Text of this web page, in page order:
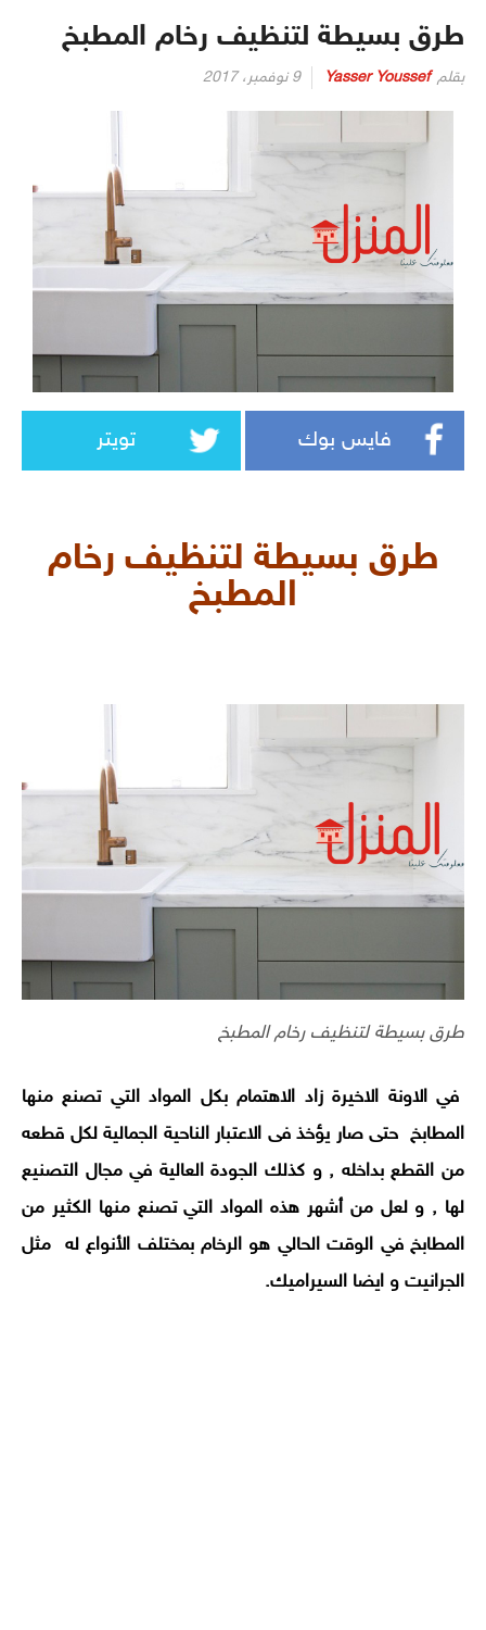
طرق بسيطة لتنظيف رخام المطبخ
بقلم Yasser Youssef 9 نوفمبر، 2017
فايس بوك تويتر
طرق بسيطة لتنظيف رخام
المطبخ
طرق بسيطة لتنظيف رخام المطبخ
في الاونة الاخيرة زاد الاهتمام بكل المواد التي تصنع منها
المطابخ حتى صار يؤخذ فى الاعتبار الناحية الجمالية لكل قطعه
من القطع بداخله , و كذلك الجودة العالية في مجال التصنيع
لها , و لعل من أشهر هذه المواد التي تصنع منها الكثير من
المطابخ في الوقت الحالي هو الرخام بمختلف الأنواع له مثل
الجرانيت و ايضا السيراميك.